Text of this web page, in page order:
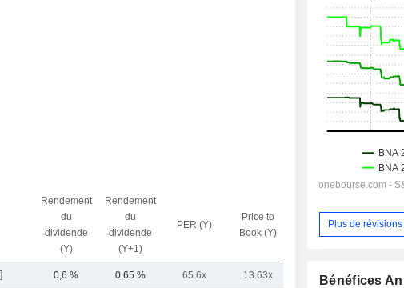
Rendement
du
dividende
(Y)
Rendement
du
dividende
(Y+1)
PER (Y)
Price to
Book (Y)
VE / CA (Y)
0,6 % 0,65 % 65.6x 13.63x 9.15x
Plus de
Bénéfices